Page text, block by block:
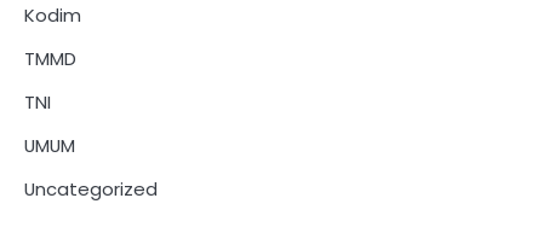
Kodim
TMMD
TNI
UMUM
Uncategorized